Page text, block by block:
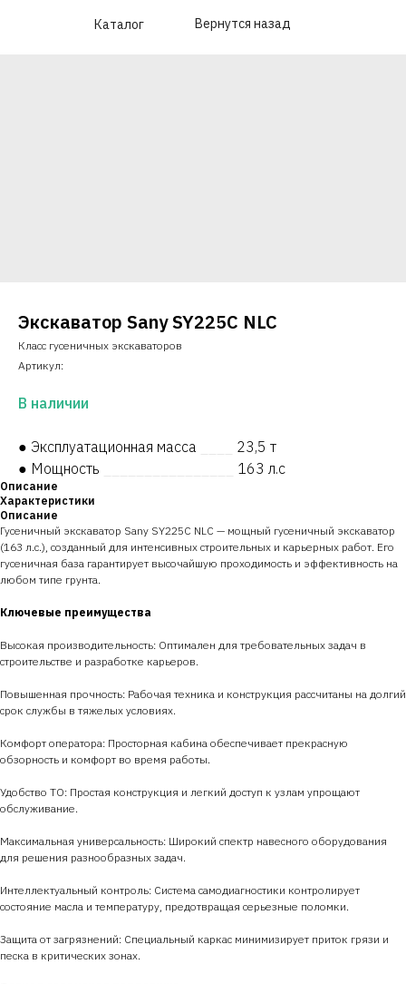
Каталог Вернутся назад
Экскаватор Sany SY225C NLC
Класс гусеничных экскаваторов
Артикул:
В наличии
● Эксплуатационная масса
23,5 т
● Мощность
163 л.с
Описание
Характеристики
Описание
Гусеничный экскаватор Sany SY225C NLC — мощный гусеничный экскаватор
(163 л.с.), созданный для интенсивных строительных и карьерных работ. Его
гусеничная база гарантирует высочайшую проходимость и эффективность на
любом типе грунта.
Ключевые преимущества
Высокая производительность: Оптимален для требовательных задач в
строительстве и разработке карьеров.
Повышенная прочность: Рабочая техника и конструкция рассчитаны на долгий
срок службы в тяжелых условиях.
Комфорт оператора: Просторная кабина обеспечивает прекрасную
обзорность и комфорт во время работы.
Удобство ТО: Простая конструкция и легкий доступ к узлам упрощают
обслуживание.
Максимальная универсальность: Широкий спектр навесного оборудования
для решения разнообразных задач.
Интеллектуальный контроль: Система самодиагностики контролирует
состояние масла и температуру, предотвращая серьезные поломки.
Защита от загрязнений: Специальный каркас минимизирует приток грязи и
песка в критических зонах.